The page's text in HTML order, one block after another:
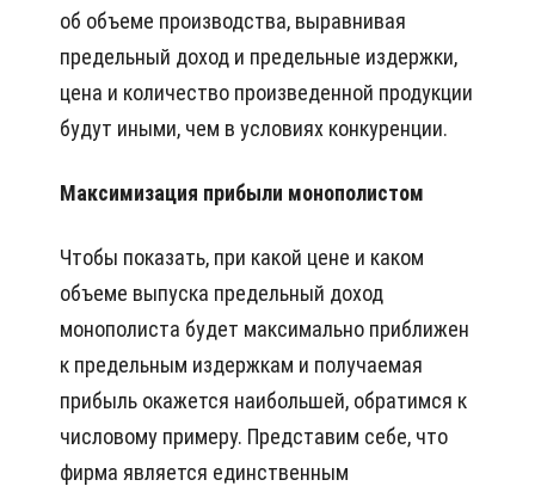
об объеме производства, выравнивая
предельный доход и предельные издержки,
цена и количество произведенной продукции
будут иными, чем в условиях конкуренции.
Максимизация прибыли монополистом
Чтобы показать, при какой цене и каком
объеме выпуска предельный доход
монополиста будет максимально приближен
к предельным издержкам и получаемая
прибыль окажется наибольшей, обратимся к
числовому примеру. Представим себе, что
фирма является единственным